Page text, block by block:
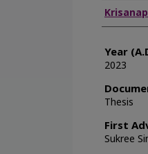
Author
Year
2023
Thesis
First
Sukree